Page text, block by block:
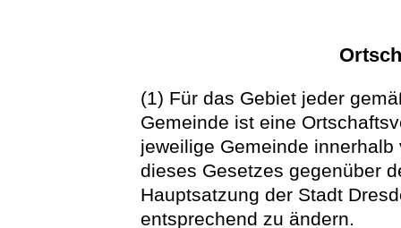
(1) Für das Gebiet jeder
Gemeinde ist eine
jeweilige Gemeinde
dieses Gesetzes gegenüber
Hauptsatzung der Stadt
entsprechend zu ändern.